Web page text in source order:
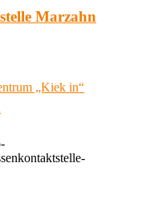
Marzahn
„Kiek in“